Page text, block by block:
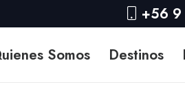
+56
Somos Destinos